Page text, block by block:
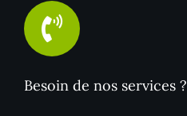
Besoin de nos services ?